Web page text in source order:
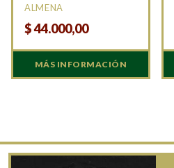
ALMENA
$44.000,00
MÁS INFORMACIÓN